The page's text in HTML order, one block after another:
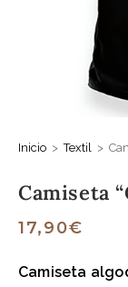
Inicio > Textil >
Camiseta
17,90€
Camiseta